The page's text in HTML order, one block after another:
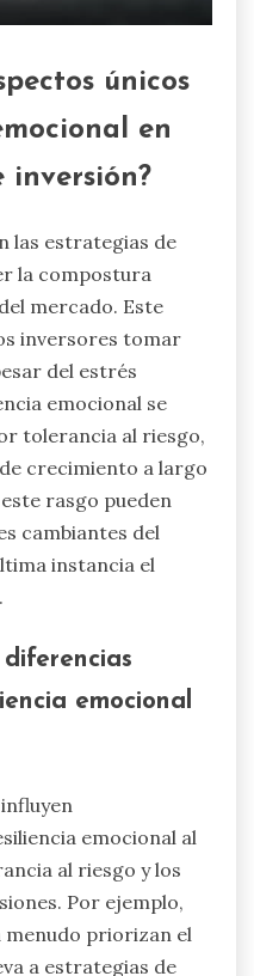
únicos
en
inversión?
las estrategias de
la compostura
mercado. Este
inversores tomar
del estrés
emocional se
tolerancia al riesgo,
crecimiento a largo
rasgo pueden
cambiantes del
instancia el
emocional
emocional al
al riesgo y los
Por ejemplo,
priorizan el
a estrategias de